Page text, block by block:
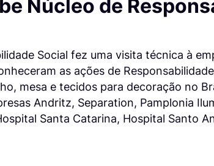
Núcleo de
Social fez uma visita técnica à
as ações de
mesa e tecidos para decoração no
Andritz, Separation, Pamplonia
Santa Catarina, Hospital Santo